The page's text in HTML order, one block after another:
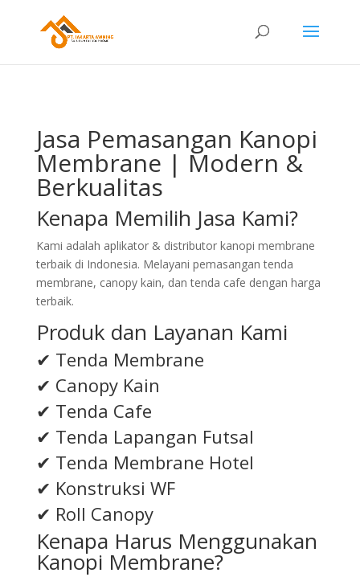
Jasa Pemasangan Kanopi
Membrane | Modern &
Berkualitas
Kenapa Memilih Jasa Kami?
Kami adalah aplikator & distributor kanopi membrane
terbaik di Indonesia. Melayani pemasangan tenda
membrane, canopy kain, dan tenda cafe dengan harga
terbaik.
Produk dan Layanan Kami
✔ Tenda Membrane
✔ Canopy Kain
✔ Tenda Cafe
✔ Tenda Lapangan Futsal
✔ Tenda Membrane Hotel
✔ Konstruksi WF
✔ Roll Canopy
Kenapa Harus Menggunakan
Kanopi Membrane?